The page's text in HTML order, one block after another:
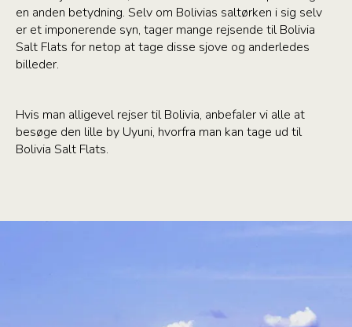
en anden betydning. Selv om Bolivias saltørken i sig selv
er et imponerende syn, tager mange rejsende til Bolivia
Salt Flats for netop at tage disse sjove og anderledes
billeder.
Hvis man alligevel rejser til Bolivia, anbefaler vi alle at
besøge den lille by Uyuni, hvorfra man kan tage ud til
Bolivia Salt Flats.